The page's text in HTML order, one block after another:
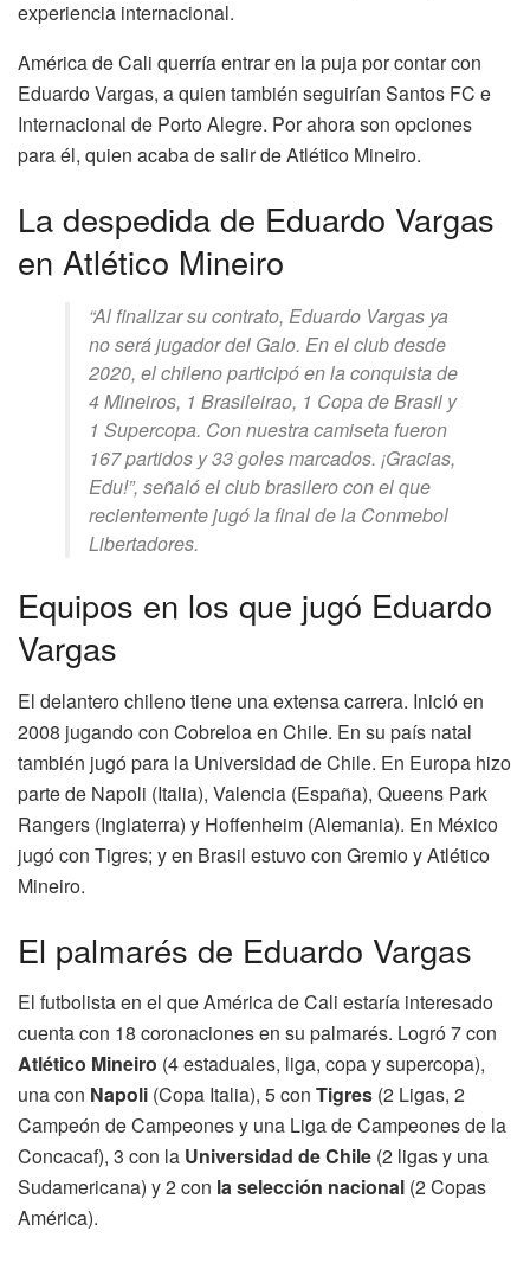
experiencia internacional.
América de Cali querría entrar en la puja por contar con
Eduardo Vargas, a quien también seguirían Santos FC e
Internacional de Porto Alegre. Por ahora son opciones
para él, quien acaba de salir de Atlético Mineiro.
La despedida de Eduardo Vargas
en Atlético Mineiro
“Al finalizar su contrato, Eduardo Vargas ya
no será jugador del Galo. En el club desde
2020, el chileno participó en la conquista de
4 Mineiros, 1 Brasileirao, 1 Copa de Brasil y
1 Supercopa. Con nuestra camiseta fueron
167 partidos y 33 goles marcados. ¡Gracias,
Edu!”, señaló el club brasilero con el que
recientemente jugó la final de la Conmebol
Libertadores.
Equipos en los que jugó Eduardo
Vargas
El delantero chileno tiene una extensa carrera. Inició en
2008 jugando con Cobreloa en Chile. En su país natal
también jugó para la Universidad de Chile. En Europa hizo
parte de Napoli (Italia), Valencia (España), Queens Park
Rangers (Inglaterra) y Hoffenheim (Alemania). En México
jugó con Tigres; y en Brasil estuvo con Gremio y Atlético
Mineiro.
El palmarés de Eduardo Vargas
El futbolista en el que América de Cali estaría interesado
cuenta con 18 coronaciones en su palmarés. Logró 7 con
Atlético Mineiro (4 estaduales, liga, copa y supercopa),
una con Napoli (Copa Italia), 5 con Tigres (2 Ligas, 2
Campeón de Campeones y una Liga de Campeones de la
Concacaf), 3 con la Universidad de Chile (2 ligas y una
Sudamericana) y 2 con la selección nacional (2 Copas
América).